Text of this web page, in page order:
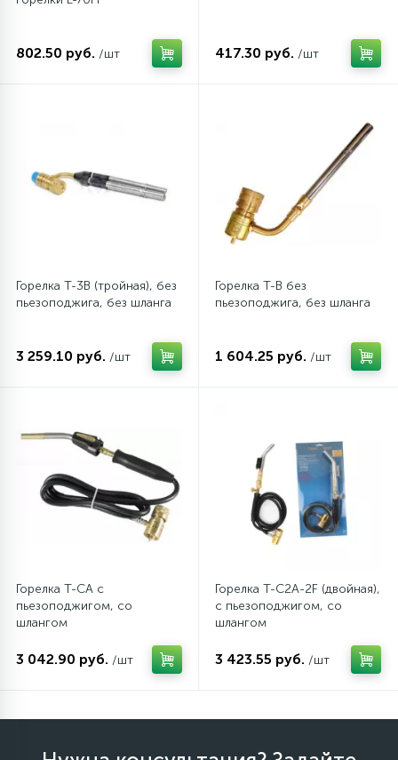
Сливные фильтры
45
Таходатчики
ТЭНы (нагревательные элементы)
Шкивы барабана
Шланги залива
Щетки двигателя
30
802.50 руб. /шт 417.30 руб. /шт
Горелка Т-3B (тройная), без
пьезоподжига, без шланга
3 259.10 руб. /шт
Горелка T-В без
пьезоподжига, без шланга
1 604.25 руб. /шт
Горелка T-CA с
пьезоподжигом, со
шлангом
3 042.90 руб. /шт
Горелка T-C2A-2F (двойная),
с пьезоподжигом, со
шлангом
3 423.55 руб. /шт